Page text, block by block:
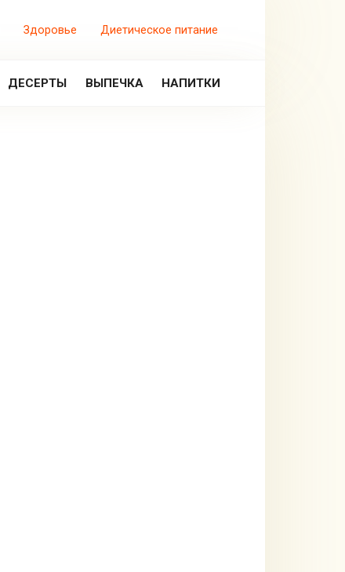
Здоровье Диетическое питание
ДЕСЕРТЫ ВЫПЕЧКА НАПИТКИ